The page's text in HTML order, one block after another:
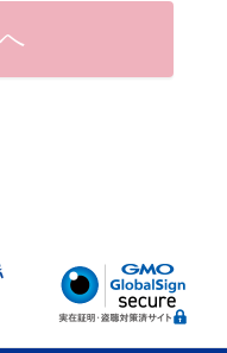
めに当社が必要と判
録した個人情報及
当社に対して提供さ